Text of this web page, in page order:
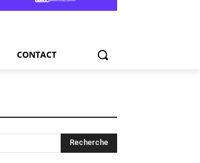
CONTACT